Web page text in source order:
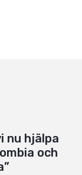
nu hjälpa
och